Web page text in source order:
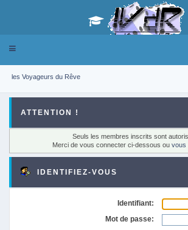
Toggle
les Voyageurs du Rêve
ATTENTION !
Seuls les membres inscrits sont
Merci de vous connecter ci-dessous ouvous
IDENTIFIEZ-VOUS
Identifiant:
Mot de passe: